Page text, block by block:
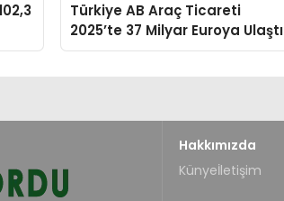
Türkiye AB Araç Ticareti
2025’te 37 Milyar Euroya Ulaştı
Hakkımızda
Künyeİletişim